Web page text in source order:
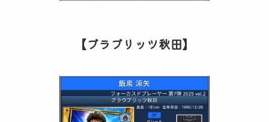
【ブラブリッツ秋田】